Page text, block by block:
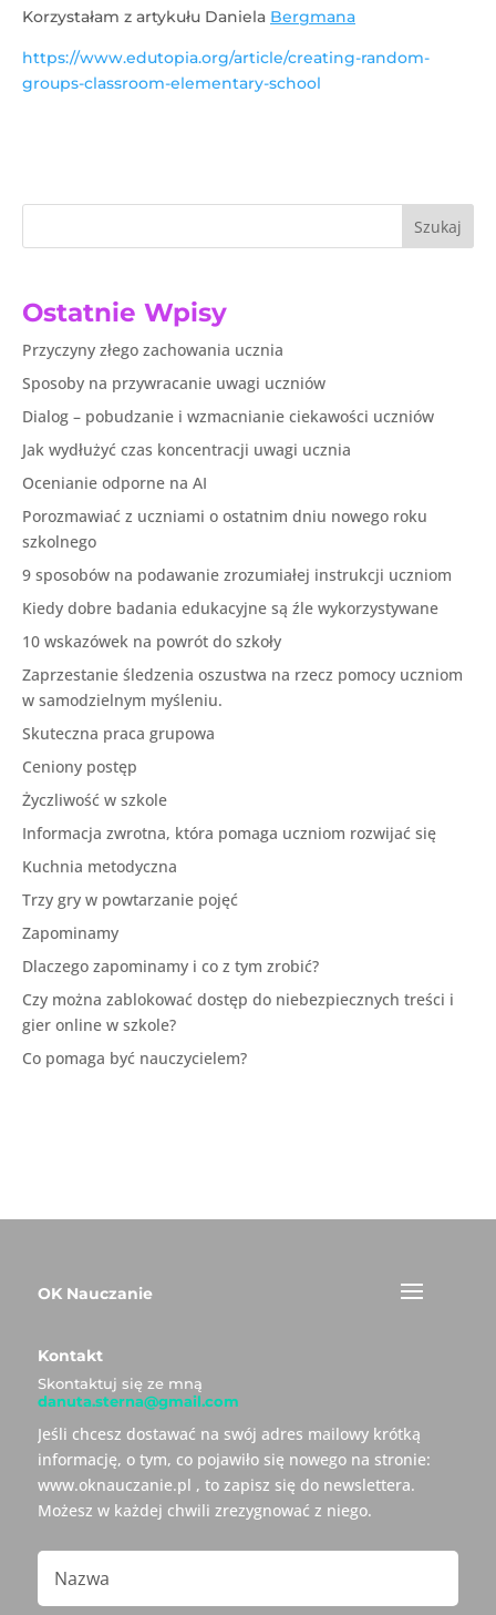
Korzystałam z artykułu Daniela Bergmana
https://www.edutopia.org/article/creating-random-
groups-classroom-elementary-school
Szukaj
Ostatnie Wpisy
Przyczyny złego zachowania ucznia
Sposoby na przywracanie uwagi uczniów
Dialog – pobudzanie i wzmacnianie ciekawości uczniów
Jak wydłużyć czas koncentracji uwagi ucznia
Ocenianie odporne na AI
Porozmawiać z uczniami o ostatnim dniu nowego roku
szkolnego
9 sposobów na podawanie zrozumiałej instrukcji uczniom
Kiedy dobre badania edukacyjne są źle wykorzystywane
10 wskazówek na powrót do szkoły
Zaprzestanie śledzenia oszustwa na rzecz pomocy uczniom
w samodzielnym myśleniu.
Skuteczna praca grupowa
Ceniony postęp
Życzliwość w szkole
Informacja zwrotna, która pomaga uczniom rozwijać się
Kuchnia metodyczna
Trzy gry w powtarzanie pojęć
Zapominamy
Dlaczego zapominamy i co z tym zrobić?
Czy można zablokować dostęp do niebezpiecznych treści i
gier online w szkole?
Co pomaga być nauczycielem?
OK Nauczanie
Kontakt
Skontaktuj się ze mną
danuta.sterna@gmail.com
Jeśli chcesz dostawać na swój adres mailowy krótką
informację, o tym, co pojawiło się nowego na stronie:
www.oknauczanie.pl , to zapisz się do newslettera.
Możesz w każdej chwili zrezygnować z niego.